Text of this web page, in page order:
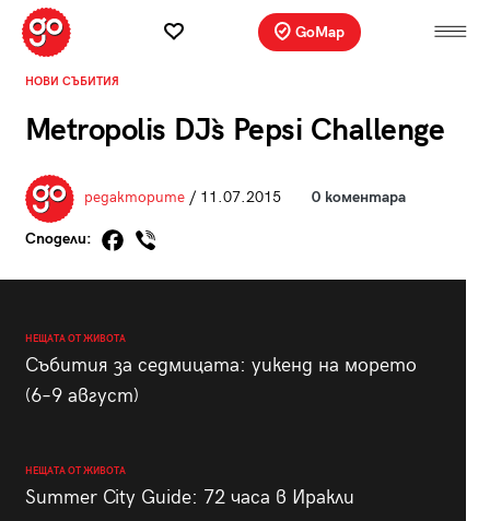
GoMap
НОВИ СЪБИТИЯ
Metropolis DJ`s Pepsi Challenge
редакторите/ 11.07.2015 0 коментара
Сподели:
НЕЩАТА ОТ ЖИВОТА
Събития за седмицата: уикенд на морето
(6–9 август)
НЕЩАТА ОТ ЖИВОТА
Summer City Guide: 72 часа в Иракли